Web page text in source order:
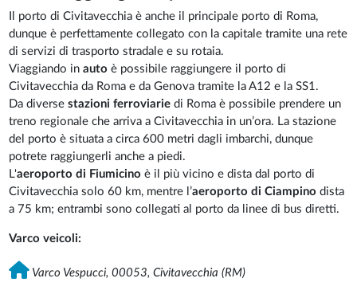
Il porto di Civitavecchia è anche il principale porto di Roma,
dunque è perfettamente collegato con la capitale tramite una rete
di servizi di trasporto stradale e su rotaia.
Viaggiando inautoè possibile raggiungere il porto di
Civitavecchia da Roma e da Genova tramite la A12 e la SS1.
Da diversestazioni ferroviarie di Roma è possibile prendere un
treno regionale che arriva a Civitavecchia in un’ora. La stazione
del porto è situata a circa 600 metri dagli imbarchi, dunque
potrete raggiungerli anche a piedi.
L'aeroporto di Fiumicino è il più vicino e dista dal porto di
Civitavecchia solo 60 km, mentre l’aeroporto di Ciampino dista
a 75 km; entrambi sono collegati al porto da linee di bus diretti.
Varco veicoli:
Varco Vespucci, 00053, Civitavecchia (RM)